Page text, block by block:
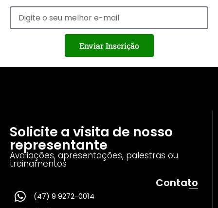
Enviar Inscrição
Solicite a visita de nosso
representante
Avaliações, apresentações, palestras ou
treinamentos
Contato
(47) 9 9272-0014